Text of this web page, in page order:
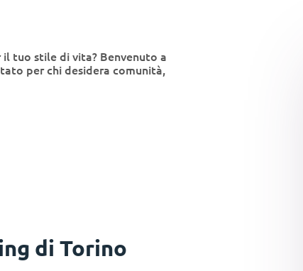
Sala studio
tuo stile di vita? Benvenuto a
per chi desidera comunità,
di Torino